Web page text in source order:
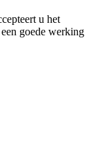
u het
goede werking